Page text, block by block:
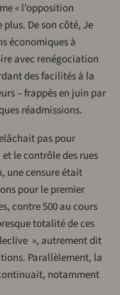
« l’opposition
De son côté, Je
économiques à
avec renégociation
des facilités à la
– frappés en juin par
réadmissions.
pas pour
le contrôle des rues
une censure était
pour le premier
contre 500 au cours
totalité de ces
», autrement dit
Parallèlement, la
notamment